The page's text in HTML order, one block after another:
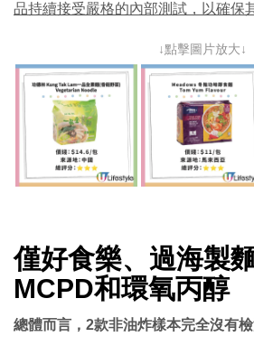
品持續接受嚴格的內部測試，以確保
↓點擊圖片放大↓
僅好食樂、過海製
MCPD和環氧丙醇
總體而言，2款非油炸樣本完全沒有